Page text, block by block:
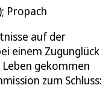
Propach
auf der
einem Zugunglück
gekommen
zum Schluss: